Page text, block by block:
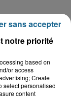
garçon de 12
: ce que
notre priorité
based on
or access
Create
select personalised
content
sans accepter